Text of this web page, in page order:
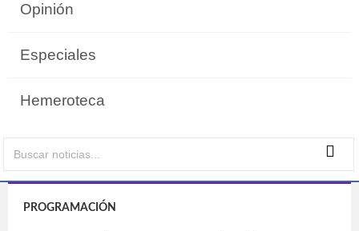
Opinión
Especiales
Hemeroteca
PROGRAMACIÓN